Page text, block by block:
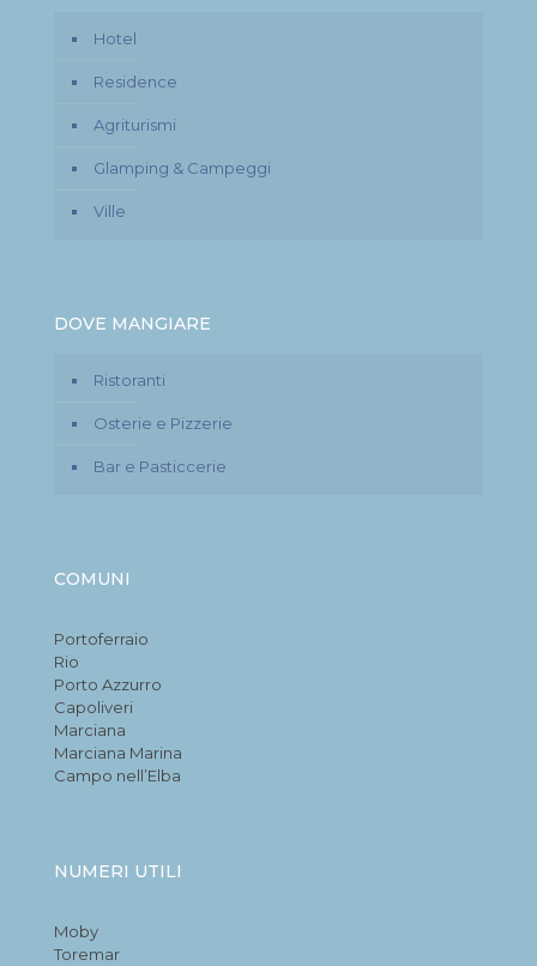
Hotel
Residence
Agriturismi
Glamping & Campeggi
Ville
DOVE MANGIARE
Ristoranti
Osterie e Pizzerie
Bar e Pasticcerie
COMUNI
Portoferraio
Rio
Porto Azzurro
Capoliveri
Marciana
Marciana Marina
Campo nell’Elba
NUMERI UTILI
Moby
Toremar